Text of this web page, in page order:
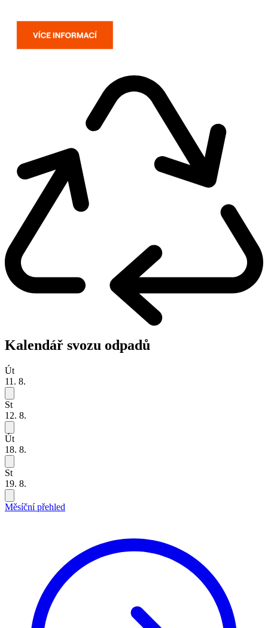
Kalendář svozu odpadů
Út
11. 8.
St
12. 8.
Út
18. 8.
St
19. 8.
Měsíční přehled